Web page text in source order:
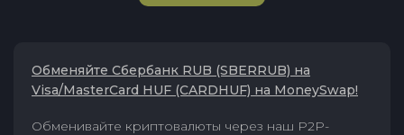
Обменяйте Сбербанк RUB (SBERRUB) на
Visa/MasterCard HUF (CARDHUF) на MoneySwap!
Обменивайте криптовалюты через наш P2P-